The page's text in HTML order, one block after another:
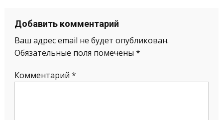
Добавить комментарий
Ваш адрес email не будет опубликован.
Обязательные поля помечены *
Комментарий *